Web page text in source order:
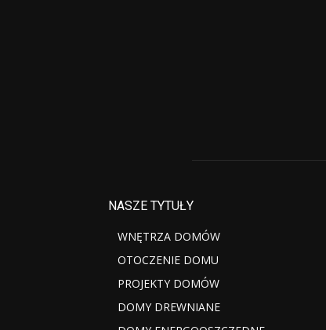
NASZE TYTUŁY
WNĘTRZA DOMÓW
OTOCZENIE DOMU
PROJEKTY DOMÓW
DOMY DREWNIANE